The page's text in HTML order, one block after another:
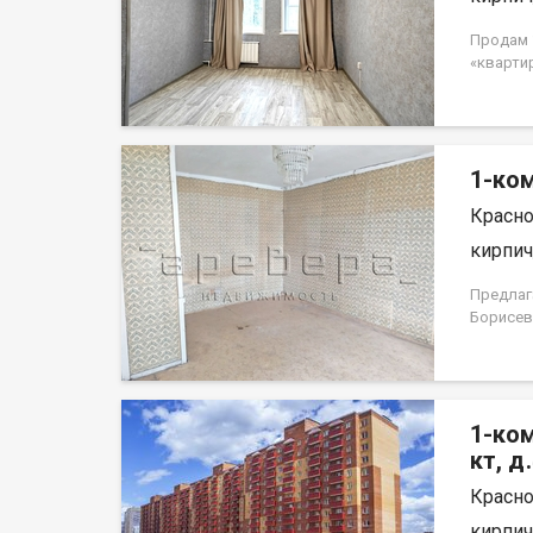
Продам
1-
светлая
по
дома, в
1-
кт,